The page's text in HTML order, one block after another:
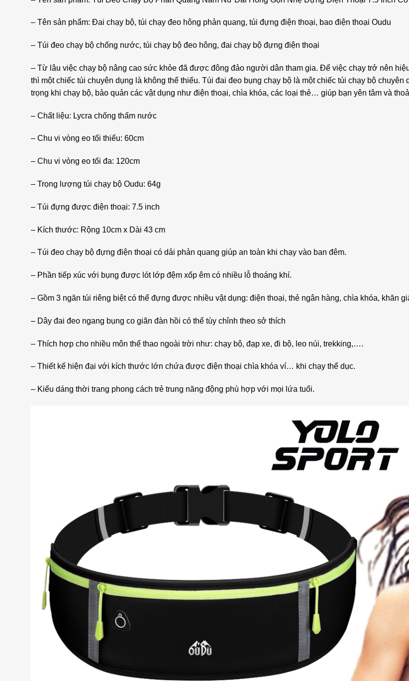
– Tên sản phẩm: Đai chạy bộ, túi chạy đeo hông phản quang, túi đựng điện thoại, bao điện thoại Oudu
– Túi đeo chạy bộ chống nước, túi chạy bộ đeo hông, đai chạy bộ đựng điện thoại
– Từ lâu việc chạy bộ nâng cao sức khỏe đã được đông đảo người dân tham gia. Để việc chạy trở nên
thì một chiếc túi chuyên dụng là không thể thiếu. Túi đai đeo bụng chạy bộ là một chiếc túi chạy bộ
trọng khi chạy bộ, bảo quản các vật dụng như điện thoại, chìa khóa, các loại thẻ… giúp bạn yên tâm và
– Chất liệu: Lycra chống thấm nước
– Chu vi vòng eo tối thiểu: 60cm
– Chu vi vòng eo tối đa: 120cm
– Trọng lượng túi chạy bộ Oudu: 64g
– Túi đựng được điện thoại: 7.5 inch
– Kích thước: Rộng 10cm x Dài 43 cm
– Túi đeo chạy bộ đựng điện thoại có dải phản quang giúp an toàn khi chạy vào ban đêm.
– Phần tiếp xúc với bụng được lót lớp đệm xốp êm có nhiều lỗ thoáng khí.
– Gồm 3 ngăn túi riêng biệt có thể đựng được nhiều vật dụng: điện thoại, thẻ ngân hàng, chìa khóa, khăn
– Dây đai đeo ngang bụng co giãn đàn hồi có thể tùy chỉnh theo sở thích
– Thích hợp cho nhiều môn thể thao ngoài trời như: chạy bộ, đạp xe, đi bộ, leo núi, trekking,….
– Thiết kế hiện đại với kích thước lớn chứa được điện thoại chìa khóa ví… khi chạy thể dục.
– Kiểu dáng thời trang phong cách trẻ trung năng động phù hợp với mọi lứa tuổi.